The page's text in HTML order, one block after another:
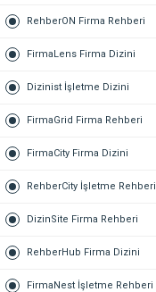
RehberON Firma Rehberi
FirmaLens Firma Dizini
Dizinist İşletme Dizini
FirmaGrid Firma Rehberi
FirmaCity Firma Dizini
RehberCity İşletme Rehberi
DizinSite Firma Rehberi
RehberHub Firma Dizini
FirmaNest İşletme Rehberi